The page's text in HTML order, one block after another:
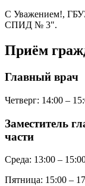
С Уважением!,
СПИД № 3".
Приём
Главный врач
Четверг: 14:00 –
Заместитель
части
Среда: 13:00 –
Пятница: 15:00 –